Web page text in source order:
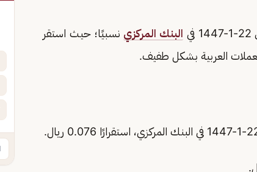
البنك المركزي نسبيًا؛ حيث استقر
العربية بشكل طفيف.